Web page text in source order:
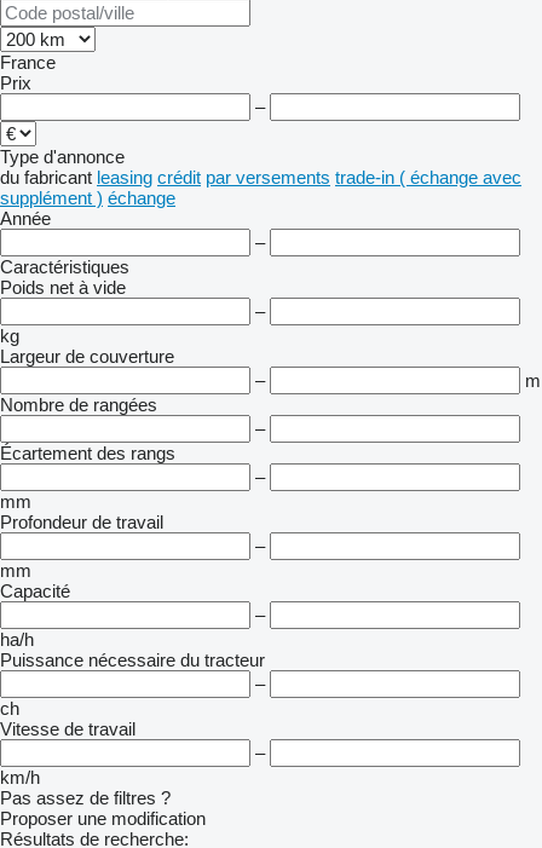
France
Prix
–
Type d'annonce
du fabricant leasing crédit par versements trade-in ( échange avec
supplément ) échange
Année
–
Caractéristiques
Poids net à vide
–
kg
Largeur de couverture
–
m
Nombre de rangées
–
Écartement des rangs
–
mm
Profondeur de travail
–
mm
Capacité
–
ha/h
Puissance nécessaire du tracteur
–
ch
Vitesse de travail
–
km/h
Pas assez de filtres ?
Proposer une modification
Résultats de recherche: